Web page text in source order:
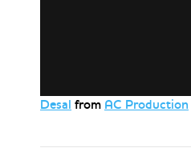
Desal from AC Production